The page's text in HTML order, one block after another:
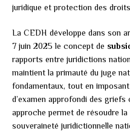
juridique et protection des
La CEDH développe dans son
7 juin 2025 le concept de
rapports entre juridictions
maintient la primauté du juge
fondamentaux, tout en
d’examen approfondi des
approche permet de résoudre
souveraineté juridictionnelle